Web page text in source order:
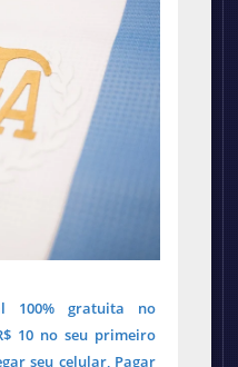
100% gratuita no
10 no seu primeiro
seu celular, Pagar